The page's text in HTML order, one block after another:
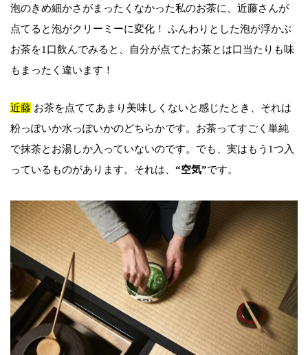
泡のきめ細かさがまったくなかった私のお茶に、近藤さんが
点てると泡がクリーミーに変化！ ふんわりとした泡が浮かぶ
お茶を1口飲んでみると、自分が点てたお茶とは口当たりも味
もまったく違います！
近藤 お茶を点ててあまり美味しくないと感じたとき、それは
粉っぽいか水っぽいかのどちらかです。お茶ってすごく単純
で抹茶とお湯しか入っていないのです。でも、実はもう1つ入
っているものがあります。それは、 “空気”です。